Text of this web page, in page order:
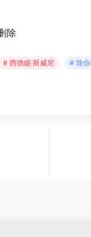
除
# 西德妮·斯威尼 # 除